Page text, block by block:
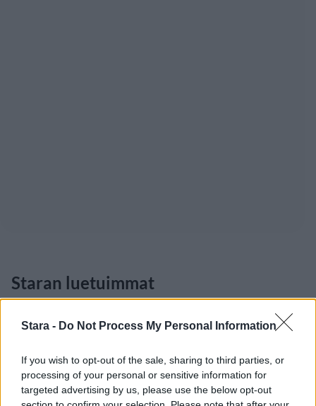
Stara - Do Not Process My Personal Information
If you wish to opt-out of the sale, sharing to third parties, or
processing of your personal or sensitive information for
targeted advertising by us, please use the below opt-out
Staran luetuimmat
1